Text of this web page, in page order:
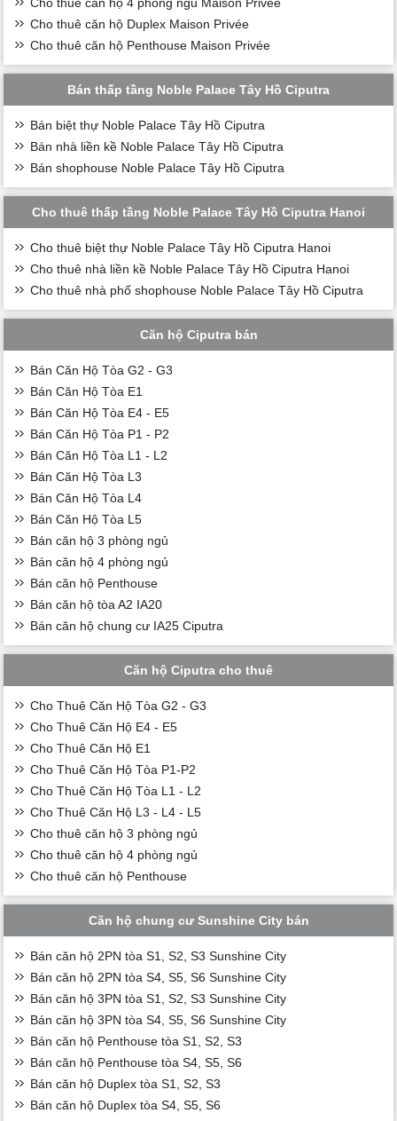
Cho thuê căn hộ Duplex Maison Privée
Cho thuê căn hộ Penthouse Maison Privée
Bán thấp tầng Noble Palace Tây Hồ Ciputra
Bán biệt thự Noble Palace Tây Hồ Ciputra
Bán nhà liền kề Noble Palace Tây Hồ Ciputra
Bán shophouse Noble Palace Tây Hồ Ciputra
Cho thuê thấp tầng Noble Palace Tây Hồ Ciputra Hanoi
Cho thuê biệt thự Noble Palace Tây Hồ Ciputra Hanoi
Cho thuê nhà liền kề Noble Palace Tây Hồ Ciputra Hanoi
Cho thuê nhà phố shophouse Noble Palace Tây Hồ Ciputra
Căn hộ Ciputra bán
Bán Căn Hộ Tòa G2 - G3
Bán Căn Hộ Tòa E1
Bán Căn Hộ Tòa E4 - E5
Bán Căn Hộ Tòa P1 - P2
Bán Căn Hộ Tòa L1 - L2
Bán Căn Hộ Tòa L3
Bán Căn Hộ Tòa L4
Bán Căn Hộ Tòa L5
Bán căn hộ 3 phòng ngủ
Bán căn hộ 4 phòng ngủ
Bán căn hộ Penthouse
Bán căn hộ tòa A2 IA20
Bán căn hộ chung cư IA25 Ciputra
Căn hộ Ciputra cho thuê
Cho Thuê Căn Hộ Tòa G2 - G3
Cho Thuê Căn Hộ E4 - E5
Cho Thuê Căn Hộ E1
Cho Thuê Căn Hộ Tòa P1-P2
Cho Thuê Căn Hộ Tòa L1 - L2
Cho Thuê Căn Hộ L3 - L4 - L5
Cho thuê căn hộ 3 phòng ngủ
Cho thuê căn hộ 4 phòng ngủ
Cho thuê căn hộ Penthouse
Căn hộ chung cư Sunshine City bán
Bán căn hộ 2PN tòa S1, S2, S3 Sunshine City
Bán căn hộ 2PN tòa S4, S5, S6 Sunshine City
Bán căn hộ 3PN tòa S1, S2, S3 Sunshine City
Bán căn hộ 3PN tòa S4, S5, S6 Sunshine City
Bán căn hộ Penthouse tòa S1, S2, S3
Bán căn hộ Penthouse tòa S4, S5, S6
Bán căn hộ Duplex tòa S1, S2, S3
Bán căn hộ Duplex tòa S4, S5, S6